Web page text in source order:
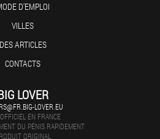
D'EMPLOI
VILLES
DES ARTICLES
CONTACTS
LOVER
LOVER.EU
EN FRANCE
DU PÉNIS RAPIDEMENT
ORIGINAL